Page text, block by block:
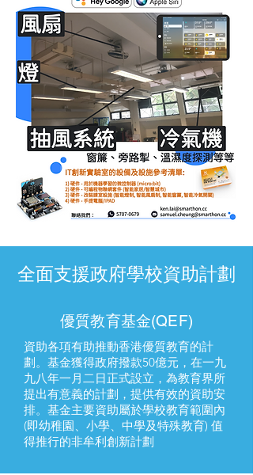
全面支援政府學校資助計劃
優質教育基金(QEF)
資助各項有助推動香港優質教育的計
劃。基金獲得政府撥款50億元，在一九
九八年一月二日正式設立，為教育界所
提出有意義的計劃，提供有效的資助安
排。基金主要資助屬於學校教育範圍內
(即幼稚園、小學、中學及特殊教育) 值
得推行的非牟利創新計劃